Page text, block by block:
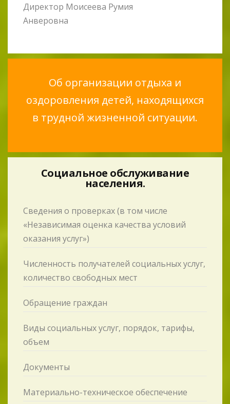
Директор Моисеева Румия
Анверовна
Об организации отдыха и
оздоровления детей, находящихся
в трудной жизненной ситуации.
Социальное обслуживание
населения.
Сведения о проверках (в том числе
«Независимая оценка качества условий
оказания услуг»)
Численность получателей социальных услуг,
количество свободных мест
Обращение граждан
Виды социальных услуг, порядок, тарифы,
объем
Документы
Материально-техническое обеспечение